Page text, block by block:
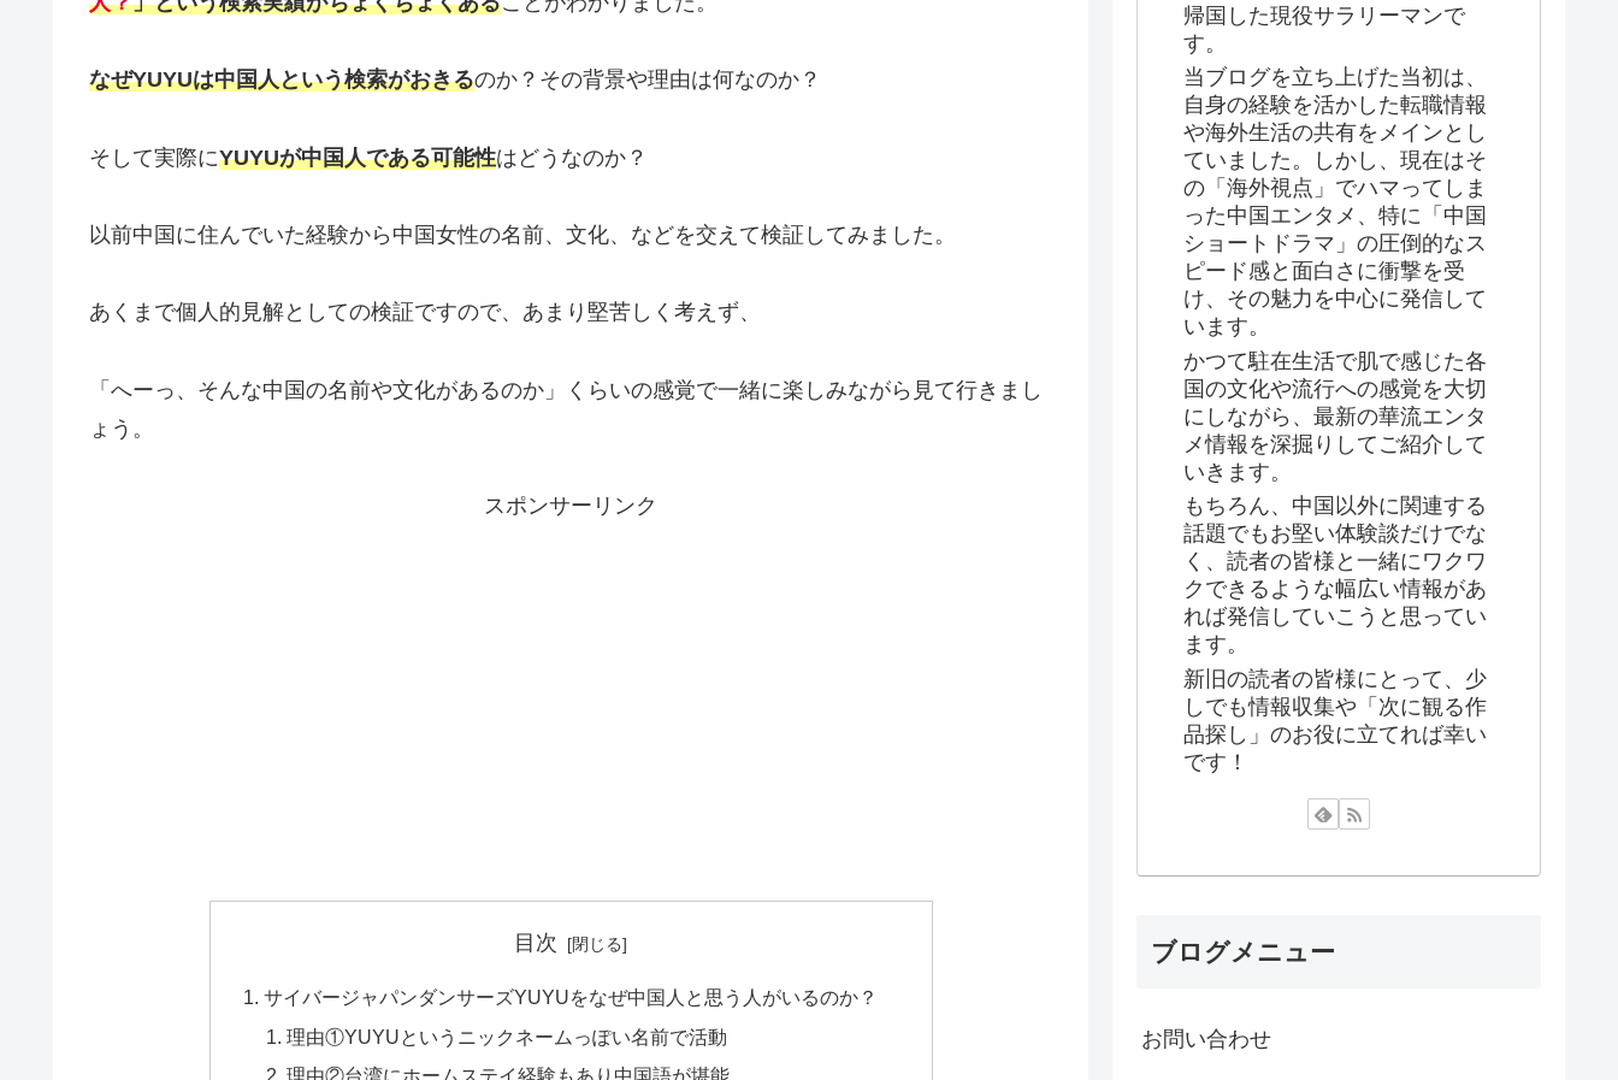
なぜYUYUは中国人という検索がおきるのか？その背景や理由は何なのか？
そして実際にYUYUが中国人である可能性はどうなのか？
以前中国に住んでいた経験から中国女性の名前、文化、などを交えて検証してみました。
あくまで個人的見解としての検証ですので、あまり堅苦しく考えず、
「へーっ、そんな中国の名前や文化があるのか」くらいの感覚で一緒に楽しみながら見て行きまし
ょう。
スポンサーリンク
目次
サイバージャパンダンサーズYUYUをなぜ中国人と思う人がいるのか？
理由①YUYUというニックネームっぽい名前で活動
理由②台湾にホームステイ経験もあり中国語が堪能
帰国した現役サラリーマンで
す。
当ブログを立ち上げた当初は、
自身の経験を活かした転職情報
や海外生活の共有をメインとし
ていました。しかし、現在はそ
の「海外視点」でハマってしま
った中国エンタメ、特に「中国
ショートドラマ」の圧倒的なス
ピード感と面白さに衝撃を受
け、その魅力を中心に発信して
います。
かつて駐在生活で肌で感じた各
国の文化や流行への感覚を大切
にしながら、最新の華流エンタ
メ情報を深掘りしてご紹介して
いきます。
もちろん、中国以外に関連する
話題でもお堅い体験談だけでな
く、読者の皆様と一緒にワクワ
クできるような幅広い情報があ
れば発信していこうと思ってい
ます。
新旧の読者の皆様にとって、少
しでも情報収集や「次に観る作
品探し」のお役に立てれば幸い
です！
ブログメニュー
お問い合わせ